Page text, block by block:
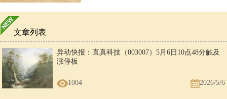
文章列表
异动快报：直真科技（003007）5月6日10点48分触及
涨停板
1004 2026/5/6